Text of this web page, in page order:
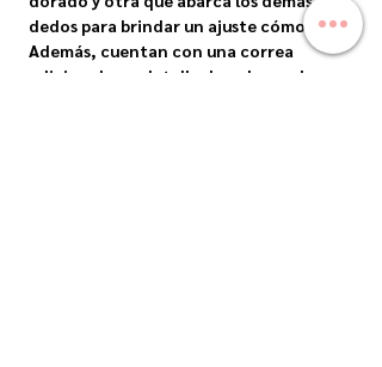
dedos para brindar un ajuste cómodo.
Además, cuentan con una correa
adicional con detalle dorado en el